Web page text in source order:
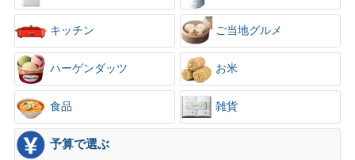
キッチン ご当地グルメ
ハーゲンダッツ お米
食品 雑貨
予算で選ぶ